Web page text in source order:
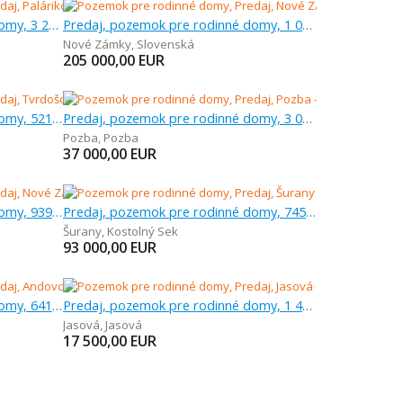
Predaj, pozemok pre rodinné domy, 3 204 m Predaj, pozemok pre rodinné domy, 1 000 m
Nové Zámky, Slovenská
205 000,00 EUR
Predaj, pozemok pre rodinné domy, 521 m Predaj, pozemok pre rodinné domy, 3 000 m
Pozba, Pozba
37 000,00 EUR
Predaj, pozemok pre rodinné domy, 939 m Predaj, pozemok pre rodinné domy, 745 m
Šurany, Kostolný Sek
93 000,00 EUR
Predaj, pozemok pre rodinné domy, 641 m Predaj, pozemok pre rodinné domy, 1 476 m
Jasová, Jasová
17 500,00 EUR